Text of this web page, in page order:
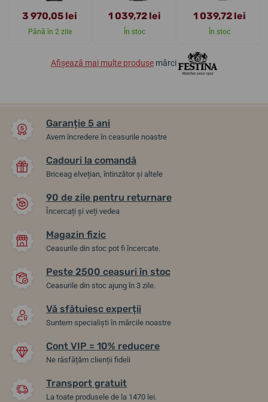
3 970,05 lei
Până în 2 zile
1 039,72 lei
În stoc
1 039,72 lei
În stoc
Afișează mai multe produse mărci
Garanție 5 ani
Avem încredere în ceasurile noastre
Cadouri la comandă
Briceag elvețian, întinzător și altele
90 de zile pentru returnare
Încercați și veți vedea
Magazin fizic
Ceasurile din stoc pot fi încercate.
Peste 2500 ceasuri în stoc
Ceasurile din stoc ajung în 3 zile.
Vă sfătuiesc experții
Suntem specialiști în mărcile noastre
Cont VIP = 10% reducere
Ne răsfățăm clienții fideli
Transport gratuit
La toate produsele de la 1470 lei.